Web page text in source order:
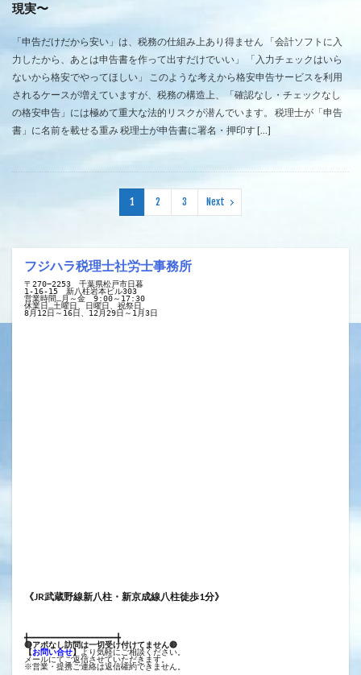
現実〜
「申告だけだから安い」は、税務の仕組み上あり得ません 「会計ソフトに入
力したから、あとは申告書を作って出すだけでいい」 「入力チェックはいら
ないから格安でやってほしい」 このような考えから格安申告サービスを利用
されるケースが増えていますが、税務の構造上、「確認なし・チェックなし
の格安申告」には極めて重大な法的リスクが潜んでいます。 税理士が「申告
書」に名前を載せる重み 税理士が申告書に署名・押印す […]
1 2 3 Next
フジハラ税理士社労士事務所
〒270−2253　千葉県松戸市日暮
1-16-15　新八柱岩本ビル303
営業時間…月～金　9:00～17:30
休業日…土曜日、日曜日、祝祭日、
8月12日～16日、12月29日～1月3日
《JR武蔵野線新八柱・新京成線八柱徒歩1分》
╋━━━━━━━━━━━━━━━━━━╋
🔴アポなし訪問は一切受け付けてません🔴
【お問い合せ】より気軽にご相談ください。
メールにてご返信させていただきます。
※営業・提携ご連絡は返信確約できません。